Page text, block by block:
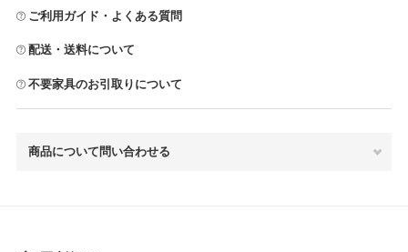
ご利用ガイド・よくある質問
配送・送料について
不要家具のお引取りについて
商品について問い合わせる